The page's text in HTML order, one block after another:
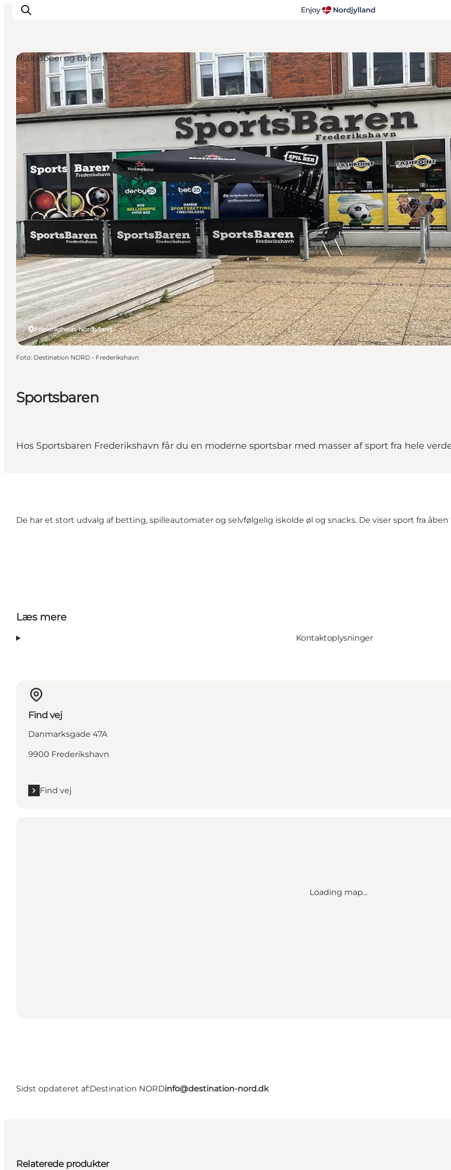
Oplevelser og aktiviteter
Planlæg din tur
Byer og steder
Guides
For børn
Sportsbaren
Hos Sportsbaren Frederikshavn får du en moderne sportsbar med masser af sport fra hele
Frederikshavn, Nordjylland
Natklubber og barer
Foto: Destination NORD - Frederikshavn
De har et stort udvalg af betting, spilleautomater og selvfølgelig iskolde øl og snacks. De viser sport fra
Læs mere
Kontaktoplysninger
Find vej
Danmarksgade 47A
9900 Frederikshavn
Find vej
Loading map...
Sidst opdateret af:Destination NORDinfo@destination-nord.dk
Relaterede produkter